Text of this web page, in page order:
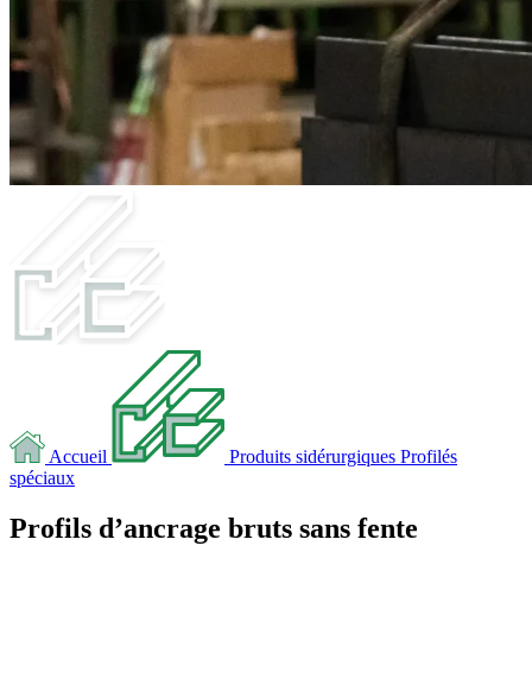
Accueil Produits sidérurgiques Profilés
spéciaux
Profils d’ancrage bruts sans fente